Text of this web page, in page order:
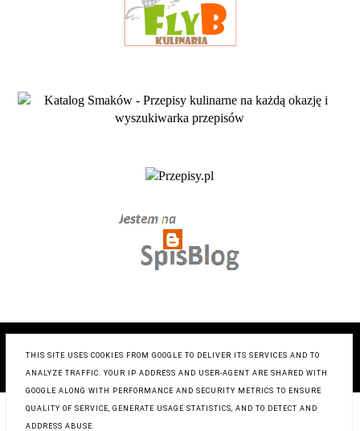
BLOGGER
BLOG DESIGN: KAROGRAFIA.PL
THIS SITE USES COOKIES FROM GOOGLE TO DELIVER ITS SERVICES AND TO
ANALYZE TRAFFIC. YOUR IP ADDRESS AND USER-AGENT ARE SHARED WITH
GOOGLE ALONG WITH PERFORMANCE AND SECURITY METRICS TO ENSURE
QUALITY OF SERVICE, GENERATE USAGE STATISTICS, AND TO DETECT AND
ADDRESS ABUSE.